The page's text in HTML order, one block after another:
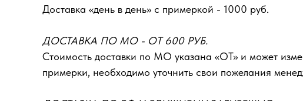
Доставка «день в день» с примеркой - 1000 руб.
ДОСТАВКА ПО МО - ОТ 600 РУБ.
Стоимость доставки по МО указана «ОТ»‎ и может
примерки, необходимо уточнить свои пожелания